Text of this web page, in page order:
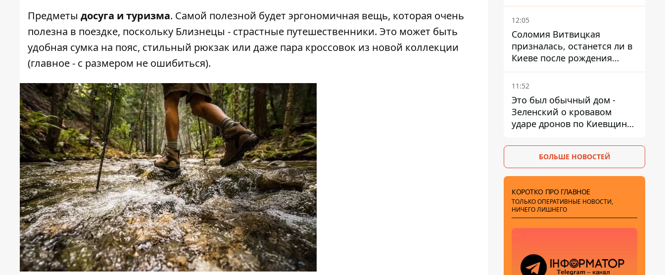
Предметы досуга и туризма. Самой полезной будет эргономичная вещь, которая очень
полезна в поездке, поскольку Близнецы - страстные путешественники. Это может быть
удобная сумка на пояс, стильный рюкзак или даже пара кроссовок из новой коллекции
(главное - с размером не ошибиться).
выводы из конфликта на
Теремках
12:05
Соломия Витвицкая
призналась, останется ли в
Киеве после рождения
ребенка
11:52
Это был обычный дом -
Зеленский о кровавом
ударе дронов по Киевщине,
бабушка и их малолетний
БОЛЬШЕ НОВОСТЕЙ
КОРОТКО ПРО ГЛАВНОЕ
ТОЛЬКО ОПЕРАТИВНЫЕ НОВОСТИ,
НИЧЕГО ЛИШНЕГО